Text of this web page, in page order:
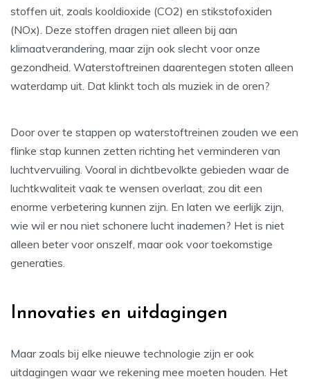
stoffen uit, zoals kooldioxide (CO2) en stikstofoxiden
(NOx). Deze stoffen dragen niet alleen bij aan
klimaatverandering, maar zijn ook slecht voor onze
gezondheid. Waterstoftreinen daarentegen stoten alleen
waterdamp uit. Dat klinkt toch als muziek in de oren?
Door over te stappen op waterstoftreinen zouden we een
flinke stap kunnen zetten richting het verminderen van
luchtvervuiling. Vooral in dichtbevolkte gebieden waar de
luchtkwaliteit vaak te wensen overlaat, zou dit een
enorme verbetering kunnen zijn. En laten we eerlijk zijn,
wie wil er nou niet schonere lucht inademen? Het is niet
alleen beter voor onszelf, maar ook voor toekomstige
generaties.
Innovaties en uitdagingen
Maar zoals bij elke nieuwe technologie zijn er ook
uitdagingen waar we rekening mee moeten houden. Het